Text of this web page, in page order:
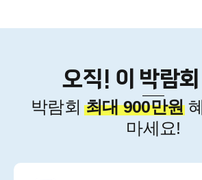
4주 무료 연수
오직! 이 박람
박람회최대 900만원
마세요!